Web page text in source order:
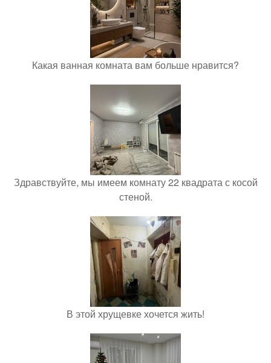
Какая ванная комната вам больше нравится?
Здравствуйте, мы имеем комнату 22 квадрата с косой
стеной.
В этой хрущевке хочется жить!